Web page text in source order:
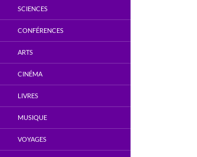
SCIENCES
CONFÉRENCES
ARTS
CINÉMA
LIVRES
MUSIQUE
VOYAGES